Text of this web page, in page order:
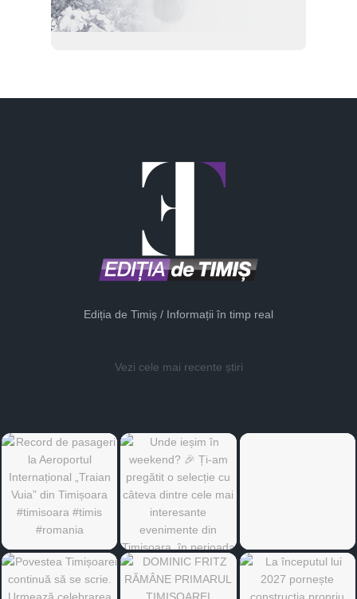
Ediția de Timiș / Informații în timp real
Vezi cele mai recente știri